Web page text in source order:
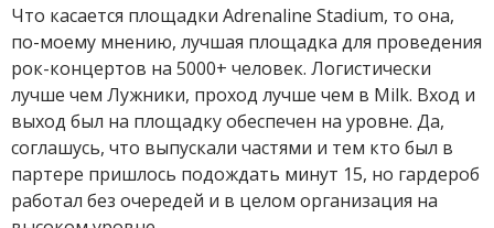
Что касается площадки Adrenaline Stadium, то она,
по-моему мнению, лучшая площадка для проведения
рок-концертов на 5000+ человек. Логистически
лучше чем Лужники, проход лучше чем в Milk. Вход и
выход был на площадку обеспечен на уровне. Да,
соглашусь, что выпускали частями и тем кто был в
партере пришлось подождать минут 15, но гардероб
работал без очередей и в целом организация на